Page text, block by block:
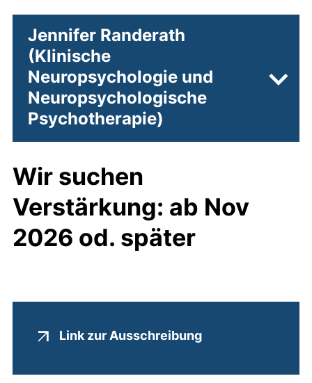
Jennifer Randerath
(Klinische
Neuropsychologie und
Neuropsychologische
Psychotherapie)
Wir suchen
Verstärkung: ab Nov
2026 od. später
Link zur Ausschreibung(externer Link,